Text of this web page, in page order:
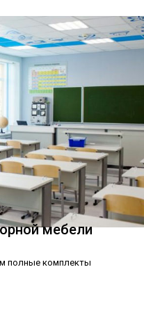
мебели
полные комплекты